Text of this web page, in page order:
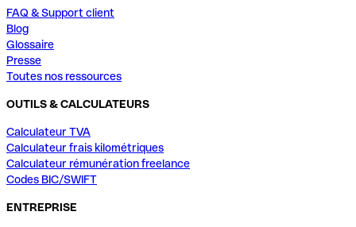
FAQ & Support client
Blog
Glossaire
Presse
Toutes nos ressources
OUTILS & CALCULATEURS
Calculateur TVA
Calculateur frais kilométriques
Calculateur rémunération freelance
Codes BIC/SWIFT
ENTREPRISE